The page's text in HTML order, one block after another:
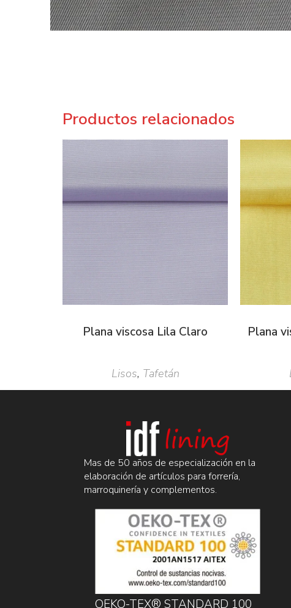
Productos relacionados
Plana viscosa Lila Claro
Lisos, Tafetán
Plana
Mas de 50 años de especialización en la
elaboración de artículos para forrería,
marroquinería y complementos.
OEKO-TEX® STANDARD 100